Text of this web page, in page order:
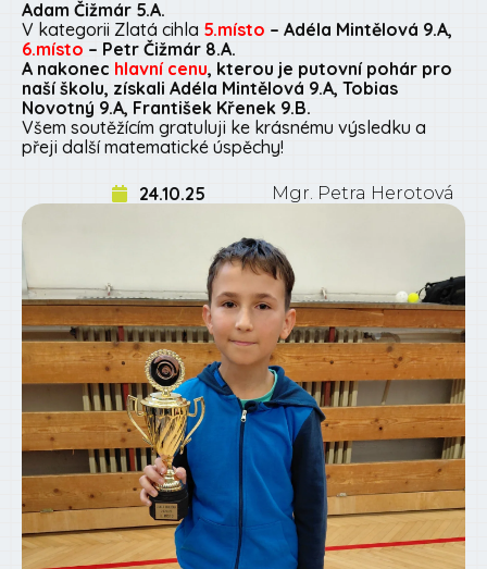
Adam Čižmár 5.A.
V kategorii Zlatá cihla 5.místo – Adéla Mintělová 9.A,
6.místo – Petr Čižmár 8.A.
A nakonec hlavní cenu, kterou je putovní pohár pro
naší školu, získali Adéla Mintělová 9.A, Tobias
Novotný 9.A, František Křenek 9.B.
Všem soutěžícím gratuluji ke krásnému výsledku a
přeji další matematické úspěchy!
24.10.25 Mgr. Petra Herotová